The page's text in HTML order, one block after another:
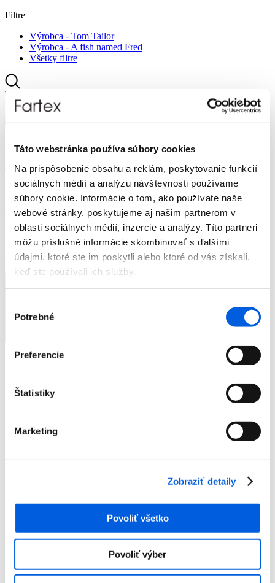
Táto webstránka používa súbory cookies
Na prispôsobenie obsahu a reklám, poskytovanie funkcií
sociálnych médií a analýzu návštevnosti používame
súbory cookie. Informácie o tom, ako používate naše
webové stránky, poskytujeme aj našim partnerom v
oblasti sociálnych médií, inzercie a analýzy. Títo partneri
môžu príslušné informácie skombinovať s ďalšími
údajmi, ktoré ste im poskytli alebo ktoré od vás získali,
keď ste používali ich služby.
súhlasu
Potrebné
Preferencie
Štatistiky
Marketing
Zobraziť detaily
Povoliť všetko
Povoliť výber
Filtre
Výrobca - Tom Tailor
Výrobca - A fish named Fred
Všetky filtre
Prihlásenie
Žiadne produkty v košíku.
Značky
Pánska móda
Predajne
O nás
Domov
Dámske
Šál dámsky - Betty Barclay
Šál dámsky - Betty Barclay